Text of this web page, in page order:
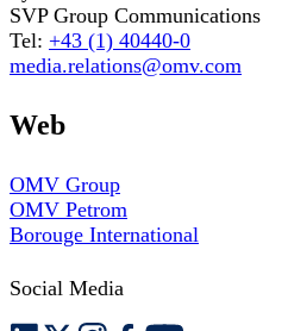
SVP Group Communications
Tel: +43 (1) 40440-0
media.relations@omv.com
Web
OMV Group
OMV Petrom
Borouge International
Social Media